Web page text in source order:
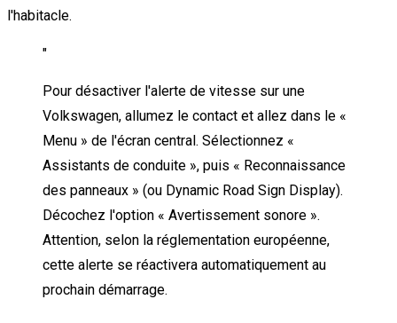
l'habitacle.
"
Pour désactiver l'alerte de vitesse sur une
Volkswagen, allumez le contact et allez dans le «
Menu » de l'écran central. Sélectionnez «
Assistants de conduite », puis « Reconnaissance
des panneaux » (ou Dynamic Road Sign Display).
Décochez l'option « Avertissement sonore ».
Attention, selon la réglementation européenne,
cette alerte se réactivera automatiquement au
prochain démarrage.